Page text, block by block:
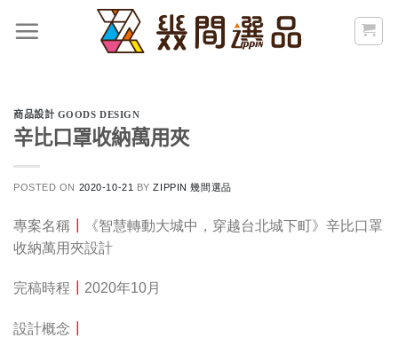
商品設計 GOODS DESIGN
辛比口罩收納萬用夾
POSTED ON 2020-10-21 BYZIPPIN 幾間選品
專案名稱
《智慧轉動大城中，穿越台北城下町》辛比口罩
收納萬用夾設計
完稿時程 2020年10月
設計概念